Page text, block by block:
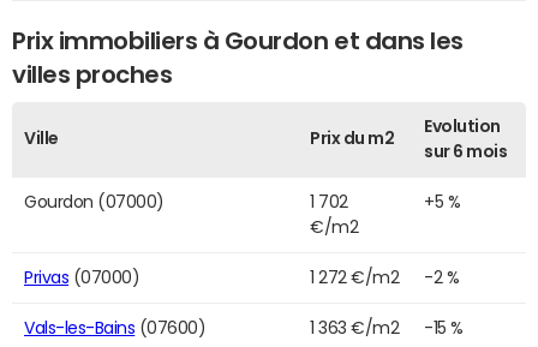
Prix immobiliers à Gourdon et dans les
villes proches
Ville Prix du m2
Evolution
sur 6 mois
Gourdon (07000)
1 702
€/m2
+5 %
Privas (07000) 1 272 €/m2 -2 %
Vals-les-Bains (07600) 1 363 €/m2 -15 %